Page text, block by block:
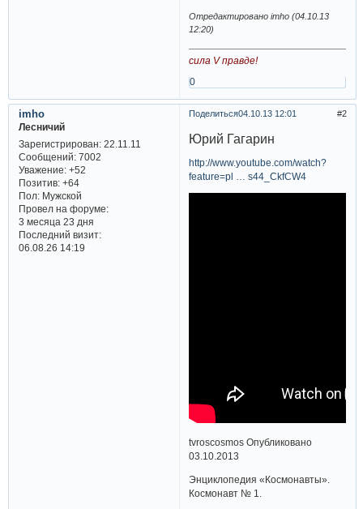
Отредактировано imho (04.10.13
12:20)
сила V правде!
0
Поделиться 2
04.10.13 12:01
imho
Лесничий
Зарегистрирован: 22.11.11
Сообщений:7002
Уважение: +52
Позитив: +64
Пол:Мужской
Провел на форуме:
3 месяца 23 дня
Последний визит:
06.08.26 14:19
Юрий Гагарин
http://www.youtube.com/watch?
feature=pl … s44_CkfCW4
tvroscosmos Опубликовано
03.10.2013
Энциклопедия «Космонавты».
Космонавт № 1.